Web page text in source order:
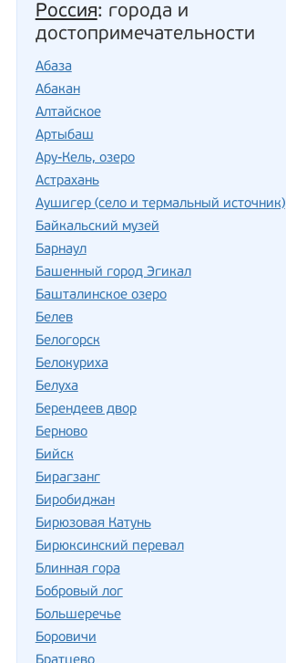
Россия: города и
достопримечательности
Абаза
Абакан
Алтайское
Артыбаш
Ару-Кель, озеро
Астрахань
Аушигер (село и термальный источник)
Байкальский музей
Барнаул
Башенный город Эгикал
Башталинское озеро
Белев
Белогорск
Белокуриха
Белуха
Берендеев двор
Берново
Бийск
Бирагзанг
Биробиджан
Бирюзовая Катунь
Бирюксинский перевал
Блинная гора
Бобровый лог
Большеречье
Боровичи